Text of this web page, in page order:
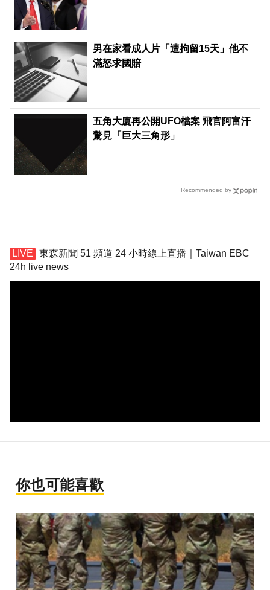
男在家看成人片「遭拘留15天」他不
滿怒求國賠
五角大廈再公開UFO檔案 飛官阿富汗
驚見「巨大三角形」
Recommended by
東森新聞 51 頻道 24 小時線上直播｜Taiwan EBC
24h live news
你也可能喜歡